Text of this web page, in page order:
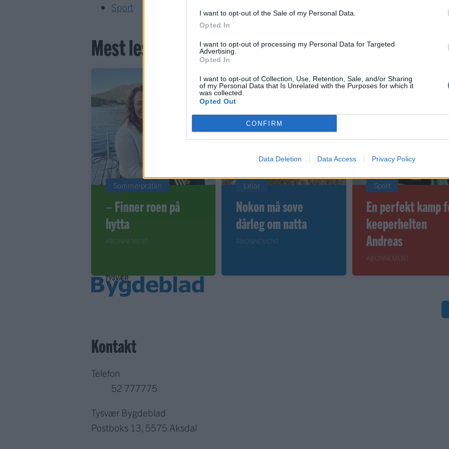
I want to opt-out of the Sale of my Personal Data.
Opted In
I want to opt-out of processing my Personal Data for Targeted
Advertising.
Opted In
I want to opt-out of Collection, Use, Retention, Sale, and/or Sharing
of my Personal Data that Is Unrelated with the Purposes for which it
was collected.
Opted Out
CONFIRM
Data Deletion Data Access Privacy Policy
Sport
Mest lest siste syv dager
Sommerpraten
– Finner roen på
hytta
ABONNEMENT
Leiar
Nokon må sove
dårleg om natta
ABONNEMENT
Sport
En perfekt kamp
keeperhelten
Andreas
ABONNEMENT
Kontakt
Telefon
52 777775
Tysvær Bygdeblad
Postboks 13, 5575 Aksdal